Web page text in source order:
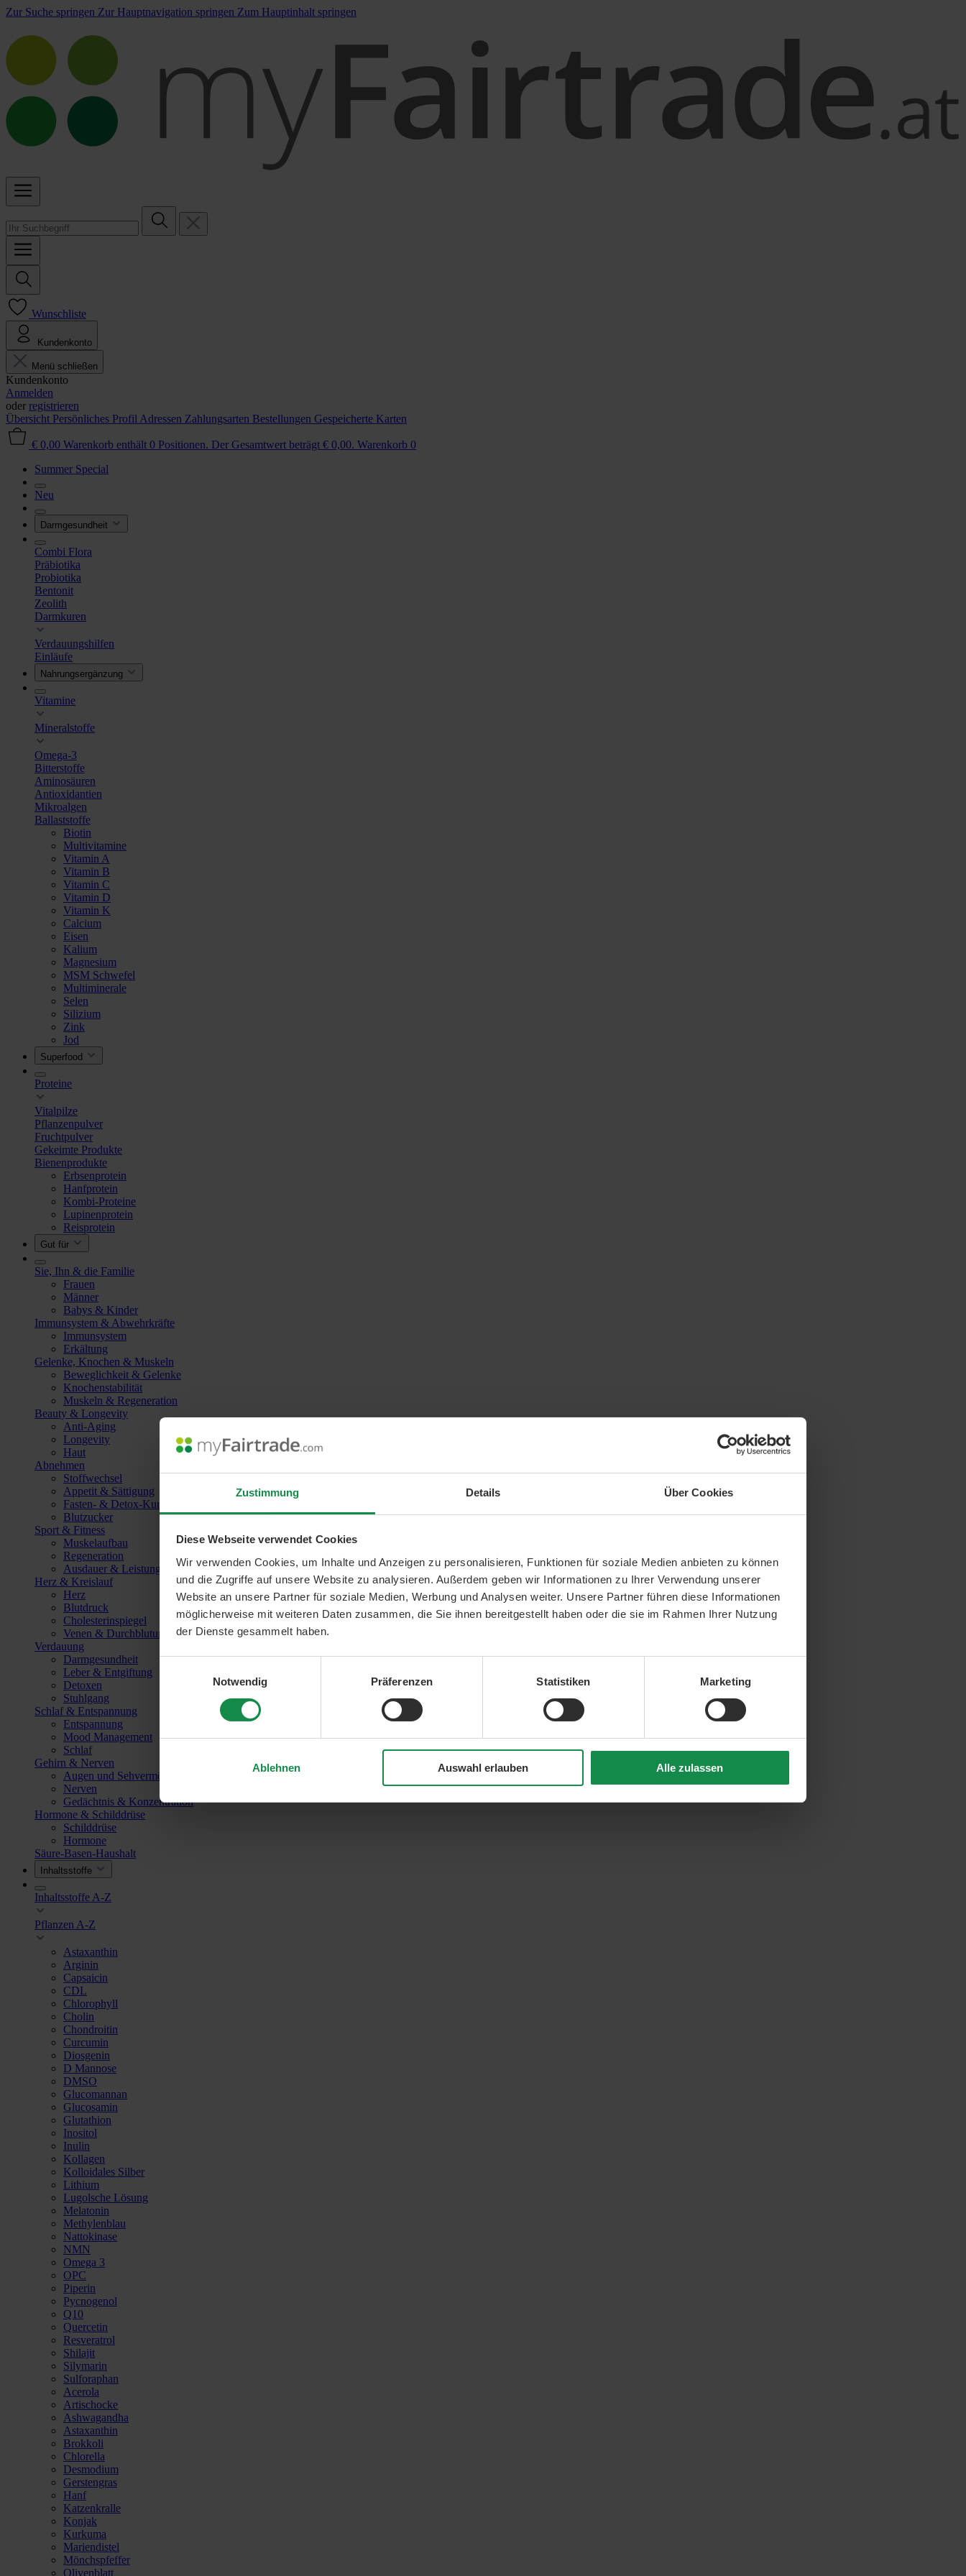
Zustimmung Details Über Cookies
Diese Webseite verwendet Cookies
Wir verwenden Cookies, um Inhalte und Anzeigen zu personalisieren, Funktionen für soziale Medien anbieten zu können
und die Zugriffe auf unsere Website zu analysieren. Außerdem geben wir Informationen zu Ihrer Verwendung unserer
Website an unsere Partner für soziale Medien, Werbung und Analysen weiter. Unsere Partner führen diese Informationen
möglicherweise mit weiteren Daten zusammen, die Sie ihnen bereitgestellt haben oder die sie im Rahmen Ihrer Nutzung
der Dienste gesammelt haben.
Notwendig
Präferenzen Statistiken Marketing
Ablehnen Auswahl erlauben Alle zulassen
Zur Suche springen Zur Hauptnavigation springen Zum Hauptinhalt springen
Wunschliste
Kundenkonto
Menü schließen
Kundenkonto
Anmelden
oder registrieren
Übersicht Persönliches Profil Adressen Zahlungsarten Bestellungen Gespeicherte Karten
€ 0,00 Warenkorb enthält 0 Positionen. Der Gesamtwert beträgt € 0,00. Warenkorb 0
Summer Special
Neu
Darmgesundheit
Combi Flora
Präbiotika
Probiotika
Bentonit
Zeolith
Darmkuren
Verdauungshilfen
Einläufe
Nahrungsergänzung
Vitamine
Mineralstoffe
Omega-3
Bitterstoffe
Aminosäuren
Antioxidantien
Mikroalgen
Ballaststoffe
Biotin
Multivitamine
Vitamin A
Vitamin B
Vitamin C
Vitamin D
Vitamin K
Calcium
Eisen
Kalium
Magnesium
MSM Schwefel
Multiminerale
Selen
Silizium
Zink
Jod
Superfood
Proteine
Vitalpilze
Pflanzenpulver
Fruchtpulver
Gekeimte Produkte
Bienenprodukte
Erbsenprotein
Hanfprotein
Kombi-Proteine
Lupinenprotein
Reisprotein
Gut für
Sie, Ihn & die Familie
Frauen
Männer
Babys & Kinder
Immunsystem & Abwehrkräfte
Immunsystem
Erkältung
Gelenke, Knochen & Muskeln
Beweglichkeit & Gelenke
Knochenstabilität
Muskeln & Regeneration
Beauty & Longevity
Anti-Aging
Longevity
Haut
Abnehmen
Stoffwechsel
Appetit & Sättigung
Fasten- & Detox-Kuren
Blutzucker
Sport & Fitness
Muskelaufbau
Regeneration
Ausdauer & Leistungssteigerung
Herz & Kreislauf
Herz
Blutdruck
Cholesterinspiegel
Venen & Durchblutung
Verdauung
Darmgesundheit
Leber & Entgiftung
Detoxen
Stuhlgang
Schlaf & Entspannung
Entspannung
Mood Management
Schlaf
Gehirn & Nerven
Augen und Sehvermögen
Nerven
Gedächtnis & Konzentration
Hormone & Schilddrüse
Schilddrüse
Hormone
Säure-Basen-Haushalt
Inhaltsstoffe
Inhaltsstoffe A-Z
Pflanzen A-Z
Astaxanthin
Arginin
Capsaicin
CDL
Chlorophyll
Cholin
Chondroitin
Curcumin
Diosgenin
D Mannose
DMSO
Glucomannan
Glucosamin
Glutathion
Inositol
Inulin
Kollagen
Kolloidales Silber
Lithium
Lugolsche Lösung
Melatonin
Methylenblau
Nattokinase
NMN
Omega 3
OPC
Piperin
Pycnogenol
Q10
Quercetin
Resveratrol
Shilajit
Silymarin
Sulforaphan
Acerola
Artischocke
Ashwagandha
Astaxanthin
Brokkoli
Chlorella
Desmodium
Gerstengras
Hanf
Katzenkralle
Konjak
Kurkuma
Mariendistel
Mönchspfeffer
Olivenblatt